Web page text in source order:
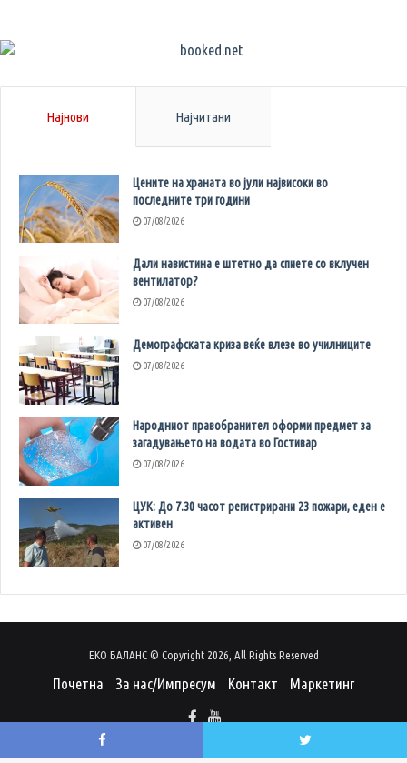
Најнови Најчитани
Цените на храната во јули највисоки во
последните три години
07/08/2026
Дали навистина е штетно да спиете со вклучен
вентилатор?
07/08/2026
Демографската криза веќе влезе во училниците
07/08/2026
Народниот правобранител оформи предмет за
загадувањето на водата во Гостивар
07/08/2026
ЦУК: До 7.30 часот регистрирани 23 пожари, еден е
активен
07/08/2026
ЕКО БАЛАНС © Copyright 2026, All Rights Reserved
Почетна За нас/Импресум Контакт Маркетинг